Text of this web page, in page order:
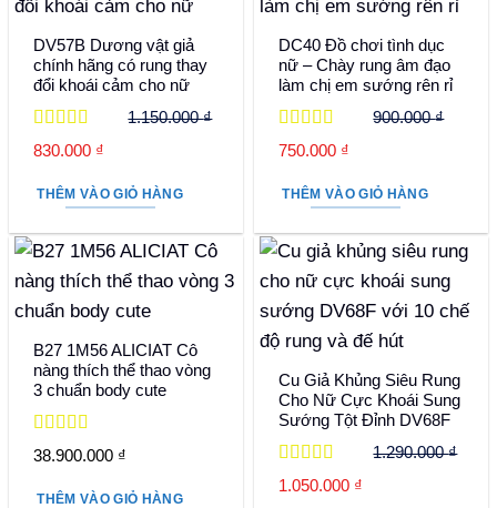
DV57B Dương vật giả
chính hãng có rung thay
đổi khoái cảm cho nữ
Được xếp
hạng55 sao
1.150.000₫
Giá
là:
830.000 ₫
tại
830.000 ₫.
THÊM VÀO GIỎ HÀNG
DC40 Đồ chơi tình dục
nữ – Chày rung âm đạo
làm chị em sướng rên rỉ
Được xếp
hạng55 sao
900.000₫
Giá
là:
750.000 ₫
tại
750.000 ₫.
THÊM VÀO GIỎ HÀNG
B27 1M56 ALICIAT Cô
nàng thích thể thao vòng
3 chuẩn body cute
Được xếp
hạng55 sao
38.900.000 ₫
THÊM VÀO GIỎ HÀNG
Cu Giả Khủng Siêu Rung
Cho Nữ Cực Khoái Sung
Sướng Tột Đỉnh DV68F
Được xếp
hạng55 sao
1.290.000₫
Giá
1.050.000 ₫